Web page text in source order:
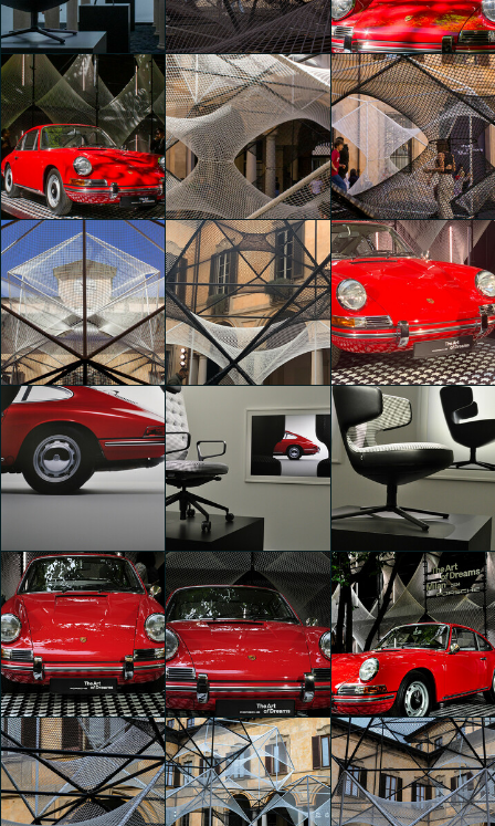
The Art of Dreams
Juliet Lagae
The Art of Dreams
Juliet Lagae
The Art of Dreams
Luca Bellan
The Art of Dreams
Luca Bellan
The Art of Dreams
Luca Bellan
The Art of Dreams
Luca Bellan
The Art of Dreams
Luca Bellan
The Art of Dreams
Luca Bellan
The Art of Dreams
Luca Bellan
The Art of Dreams
Marika Marcon
The Art of Dreams
Marika Marcon
The Art of Dreams
Federico
Bombardi
The Art of Dreams
Federico
Bombardi
The Art of Dreams
Federico
Bombardi
The Art of Dreams
The Art of Dreams
The Art of Dreams